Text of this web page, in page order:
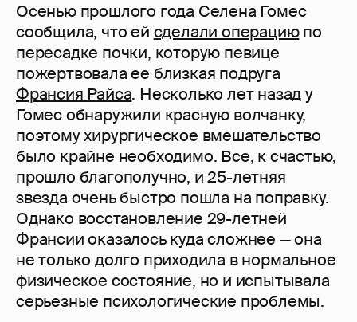
Осенью прошлого года Селена Гомес
сообщила, что ей сделали операциюпо
пересадке почки, которую певице
пожертвовала ее близкая подруга
Франсия Райса. Несколько лет назад у
Гомес обнаружили красную волчанку,
поэтому хирургическое вмешательство
было крайне необходимо. Все, к счастью,
прошло благополучно, и 25-летняя
звезда очень быстро пошла на поправку.
Однако восстановление 29-летней
Франсии оказалось куда сложнее — она
не только долго приходила в нормальное
физическое состояние, но и испытывала
серьезные психологические проблемы.